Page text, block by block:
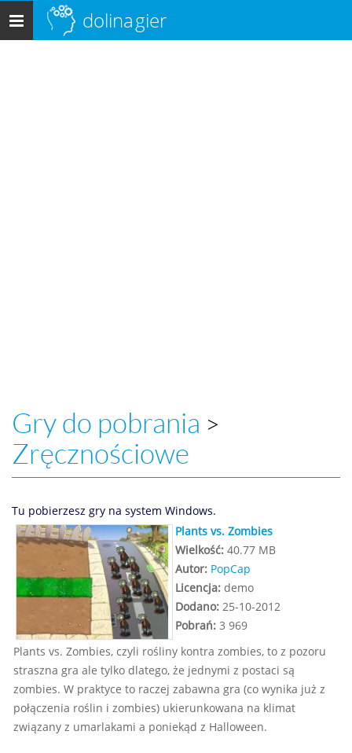
Menu
główne
dolinagier
Gry do pobrania >
Zręcznościowe
Tu pobierzesz gry na system Windows.
Plants vs. Zombies
Wielkość: 40.77 MB
Autor: PopCap
Licencja: demo
Dodano: 25-10-2012
Pobrań: 3 969
Plants vs. Zombies, czyli rośliny kontra zombies, to z pozoru
straszna gra ale tylko dlatego, że jednymi z postaci są
zombies. W praktyce to raczej zabawna gra (co wynika już z
połączenia roślin i zombies) ukierunkowana na klimat
związany z umarlakami a poniekąd z Halloween.